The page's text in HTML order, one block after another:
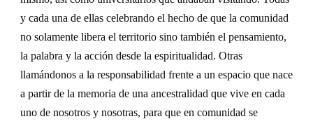
y cada una de ellas celebrando el hecho de que la comunidad
no solamente libera el territorio sino también el pensamiento,
la palabra y la acción desde la espiritualidad. Otras
llamándonos a la responsabilidad frente a un espacio que nace
a partir de la memoria de una ancestralidad que vive en cada
uno de nosotros y nosotras, para que en comunidad se